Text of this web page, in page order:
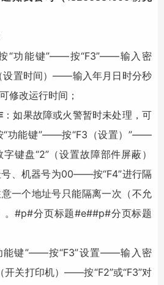
“功能键”――按“F3”――输入密
设置时间）――输入年月日时分秒
修改运行时间；
：如果故障或火警暂时未处理，可
“功能键”――按“F3（设置）”――
键盘“2”（设置故障部件屏蔽）
、机器号为00――按“F4”进行隔
一个地址号只能隔离一次（不允
。#p#分页标题#e##p#分页标题
能键”――按“F3”设置――输入密
开关打印机）――按“F2”或“F3”对